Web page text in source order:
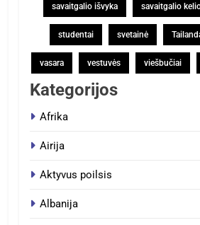
savaitgalio išvyka savaitgalio
studentai svetainė
vasara vestuvės viešbučiai
Kategorijos
Afrika
Airija
Aktyvus poilsis
Albanija